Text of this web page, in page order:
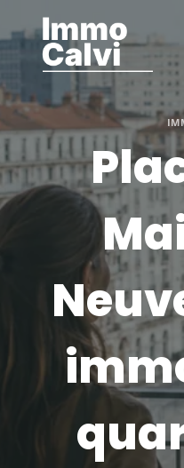
au
contenu